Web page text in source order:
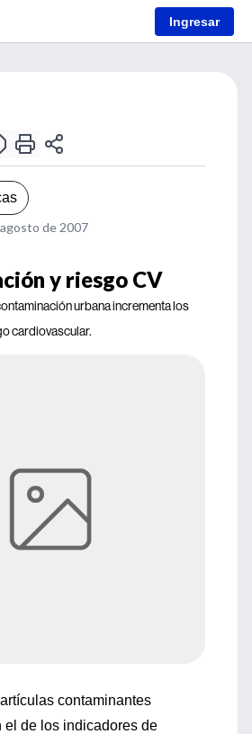
Ingresar
de 2007
y riesgo CV
urbana incrementa los
cardiovascular.
contaminantes
el de los indicadores de